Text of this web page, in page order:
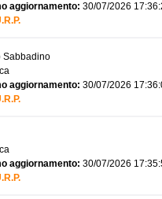
aggiornamento: 30/07/2026
Sabbadino
aggiornamento: 30/07/2026
aggiornamento: 30/07/2026